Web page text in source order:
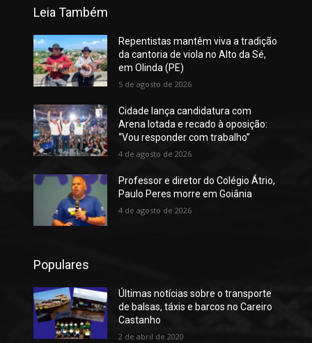
Leia Também
Repentistas mantêm viva a tradição
da cantoria de viola no Alto da Sé,
em Olinda (PE)
5 de agosto de 2026
Cidade lança candidatura com
Arena lotada e recado à oposição:
“Vou responder com trabalho”
4 de agosto de 2026
Professor e diretor do Colégio Átrio,
Paulo Peres morre em Goiânia
4 de agosto de 2026
Populares
Últimas notícias sobre o transporte
de balsas, táxis e barcos no Careiro
Castanho
2 de abril de 2020